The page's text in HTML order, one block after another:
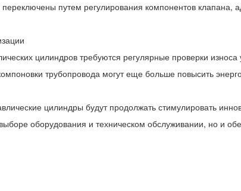
путем регулирования компонентов
цилиндров требуются регулярные проверки
трубопровода могут еще больше повысить
цилиндры будут продолжать стимулировать
оборудования и техническом обслуживании, но и